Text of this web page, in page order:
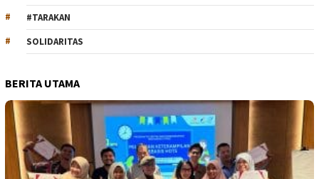
#TARAKAN
SOLIDARITAS
BERITA UTAMA